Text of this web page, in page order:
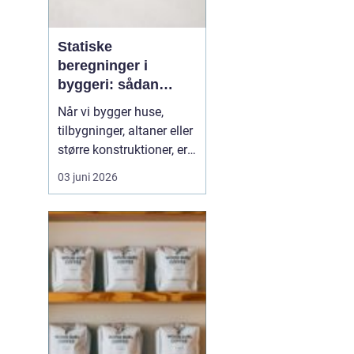
Statiske
beregninger i
byggeri: sådan
skaber de sikkerhed
og tryghed
Når vi bygger huse,
tilbygninger, altaner eller
større konstruktioner, er
der én ting, der altid skal
være på plads:
statiske beregninger en
central rolle. De v...
03 juni 2026